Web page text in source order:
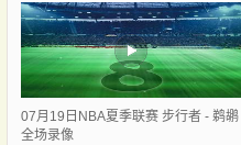
07月19日NBA夏季联赛 步行者 - 鹈鹕
全场录像